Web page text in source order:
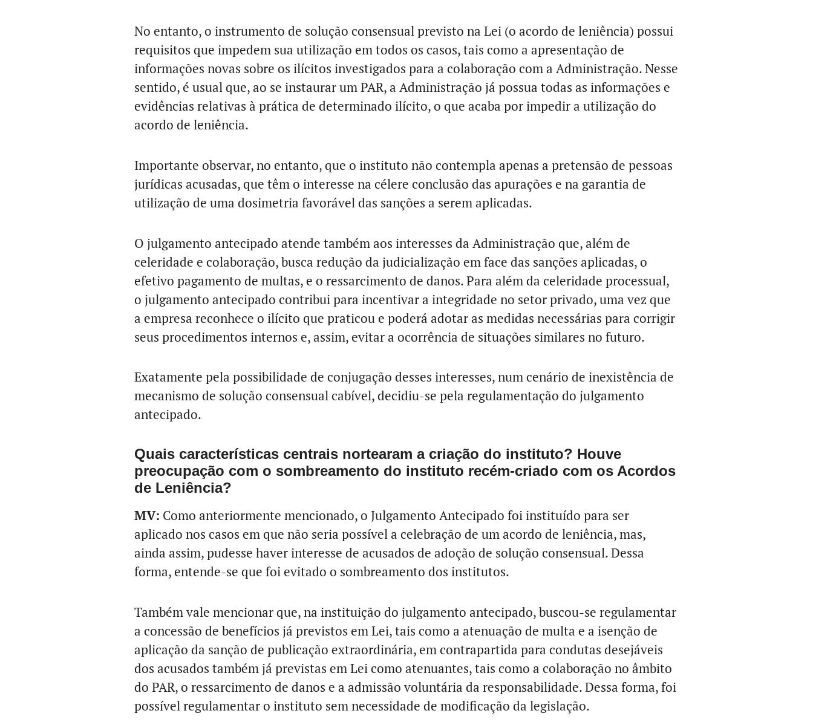
No entanto, o instrumento de solução consensual previsto na Lei (o acordo de leniência) possui
requisitos que impedem sua utilização em todos os casos, tais como a apresentação de
informações novas sobre os ilícitos investigados para a colaboração com a Administração. Nesse
sentido, é usual que, ao se instaurar um PAR, a Administração já possua todas as informações e
evidências relativas à prática de determinado ilícito, o que acaba por impedir a utilização do
acordo de leniência.
Importante observar, no entanto, que o instituto não contempla apenas a pretensão de pessoas
jurídicas acusadas, que têm o interesse na célere conclusão das apurações e na garantia de
utilização de uma dosimetria favorável das sanções a serem aplicadas.
O julgamento antecipado atende também aos interesses da Administração que, além de
celeridade e colaboração, busca redução da judicialização em face das sanções aplicadas, o
efetivo pagamento de multas, e o ressarcimento de danos. Para além da celeridade processual,
o julgamento antecipado contribui para incentivar a integridade no setor privado, uma vez que
a empresa reconhece o ilícito que praticou e poderá adotar as medidas necessárias para corrigir
seus procedimentos internos e, assim, evitar a ocorrência de situações similares no futuro.
Exatamente pela possibilidade de conjugação desses interesses, num cenário de inexistência de
mecanismo de solução consensual cabível, decidiu-se pela regulamentação do julgamento
antecipado.
Quais características centrais nortearam a criação do instituto? Houve
preocupação com o sombreamento do instituto recém-criado com os Acordos
de Leniência?
MV: Como anteriormente mencionado, o Julgamento Antecipado foi instituído para ser
aplicado nos casos em que não seria possível a celebração de um acordo de leniência, mas,
ainda assim, pudesse haver interesse de acusados de adoção de solução consensual. Dessa
forma, entende-se que foi evitado o sombreamento dos institutos.
Também vale mencionar que, na instituição do julgamento antecipado, buscou-se regulamentar
a concessão de benefícios já previstos em Lei, tais como a atenuação de multa e a isenção de
aplicação da sanção de publicação extraordinária, em contrapartida para condutas desejáveis
dos acusados também já previstas em Lei como atenuantes, tais como a colaboração no âmbito
do PAR, o ressarcimento de danos e a admissão voluntária da responsabilidade. Dessa forma, foi
possível regulamentar o instituto sem necessidade de modificação da legislação.